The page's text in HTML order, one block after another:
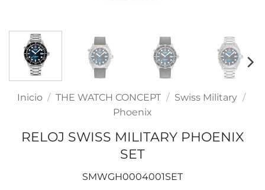
Inicio / THE WATCH CONCEPT / Swiss Military /
Phoenix
RELOJ SWISS MILITARY PHOENIX
SET
SMWGH0004001SET